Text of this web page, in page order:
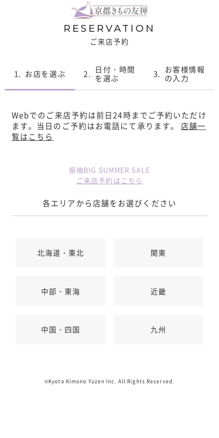
RESERVATION
ご来店予約
1. お店を選ぶ 2. 日付・時間
を選ぶ 3. お客様情報
の入力
Webでのご来店予約は前日24時までご予約いただけ
ます。 当日のご予約はお電話にて承ります。 店舗一
覧はこちら
振袖BIG SUMMER SALE
ご来店予約はこちら
各エリアから店舗をお選びください
北海道・東北 関東
中部・東海 近畿
中国・四国 九州
©Kyoto Kimono Yuzen Inc. All Rights Reserved.